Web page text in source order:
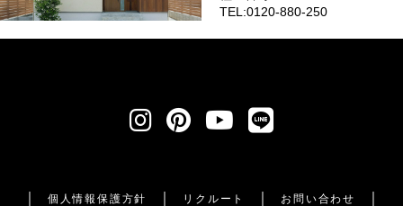
TEL:0120-880-250
個人情報保護方針 リクルート
お問い合わせ